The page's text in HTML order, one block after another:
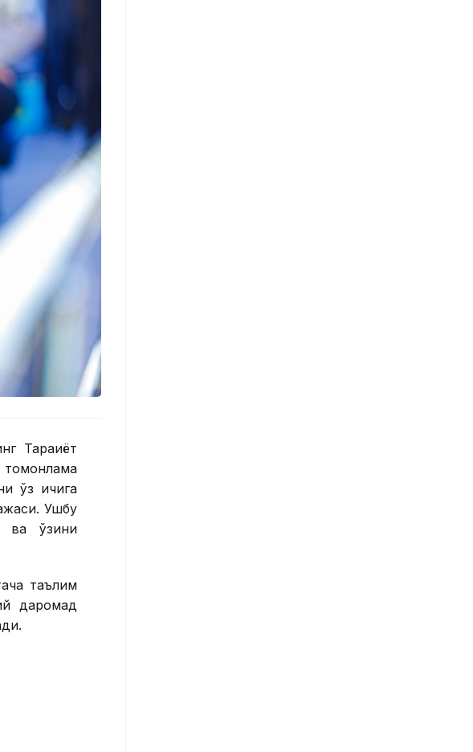
ўз ичига
Ушбу
ва ўзини
таълим
даромад